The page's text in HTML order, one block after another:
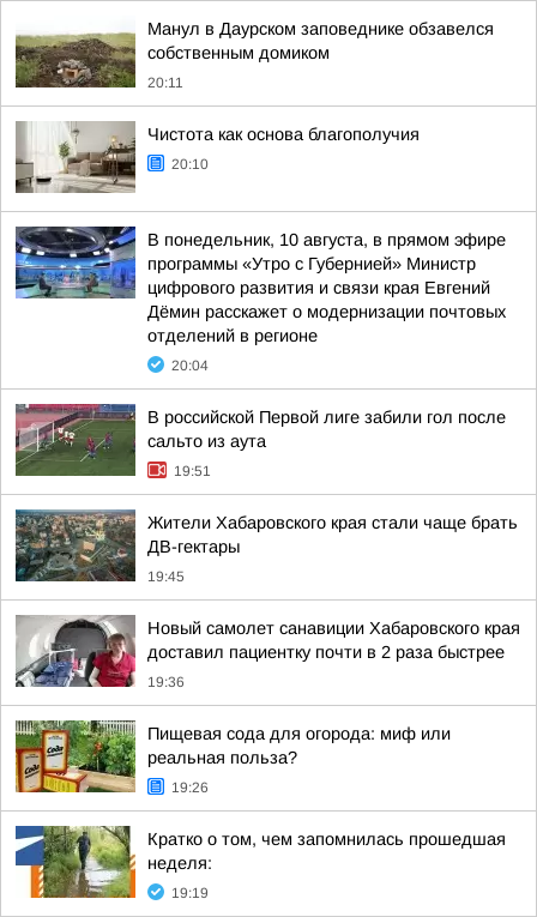
Манул в Даурском заповеднике обзавелся
собственным домиком
20:11
Чистота как основа благополучия
20:10
В понедельник, 10 августа, в прямом эфире
программы «Утро с Губернией» Министр
цифрового развития и связи края Евгений
Дёмин расскажет о модернизации почтовых
отделений в регионе
20:04
В российской Первой лиге забили гол после
сальто из аута
19:51
Жители Хабаровского края стали чаще брать
ДВ-гектары
19:45
Новый самолет санавиции Хабаровского края
доставил пациентку почти в 2 раза быстрее
19:36
Пищевая сода для огорода: миф или
реальная польза?
19:26
Кратко о том, чем запомнилась прошедшая
неделя:
19:19